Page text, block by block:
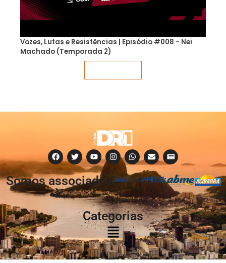
Vozes, Lutas e Resistências | Episódio #008 - Nei
Machado (Temporada 2)
Somos associados
à:
Categorias